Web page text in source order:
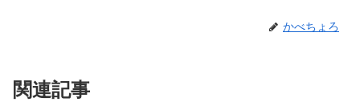
かべちょろ
関連記事